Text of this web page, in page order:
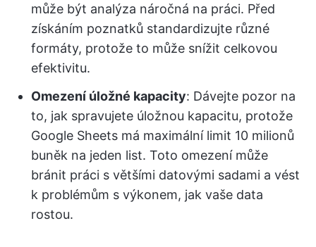
může být analýza náročná na práci. Před
získáním poznatků standardizujte různé
formáty, protože to může snížit celkovou
efektivitu.
Omezení úložné kapacity: Dávejte pozor na
to, jak spravujete úložnou kapacitu, protože
Google Sheets má maximální limit 10 milionů
buněk na jeden list. Toto omezení může
bránit práci s většími datovými sadami a vést
k problémům s výkonem, jak vaše data
rostou.